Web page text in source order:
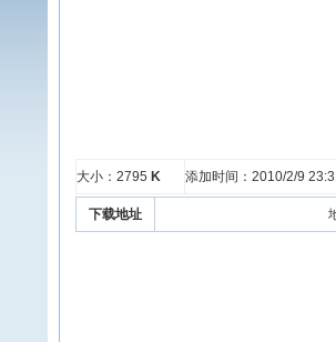
大小：2795 K 添加时间：2010/2/9
下载地址